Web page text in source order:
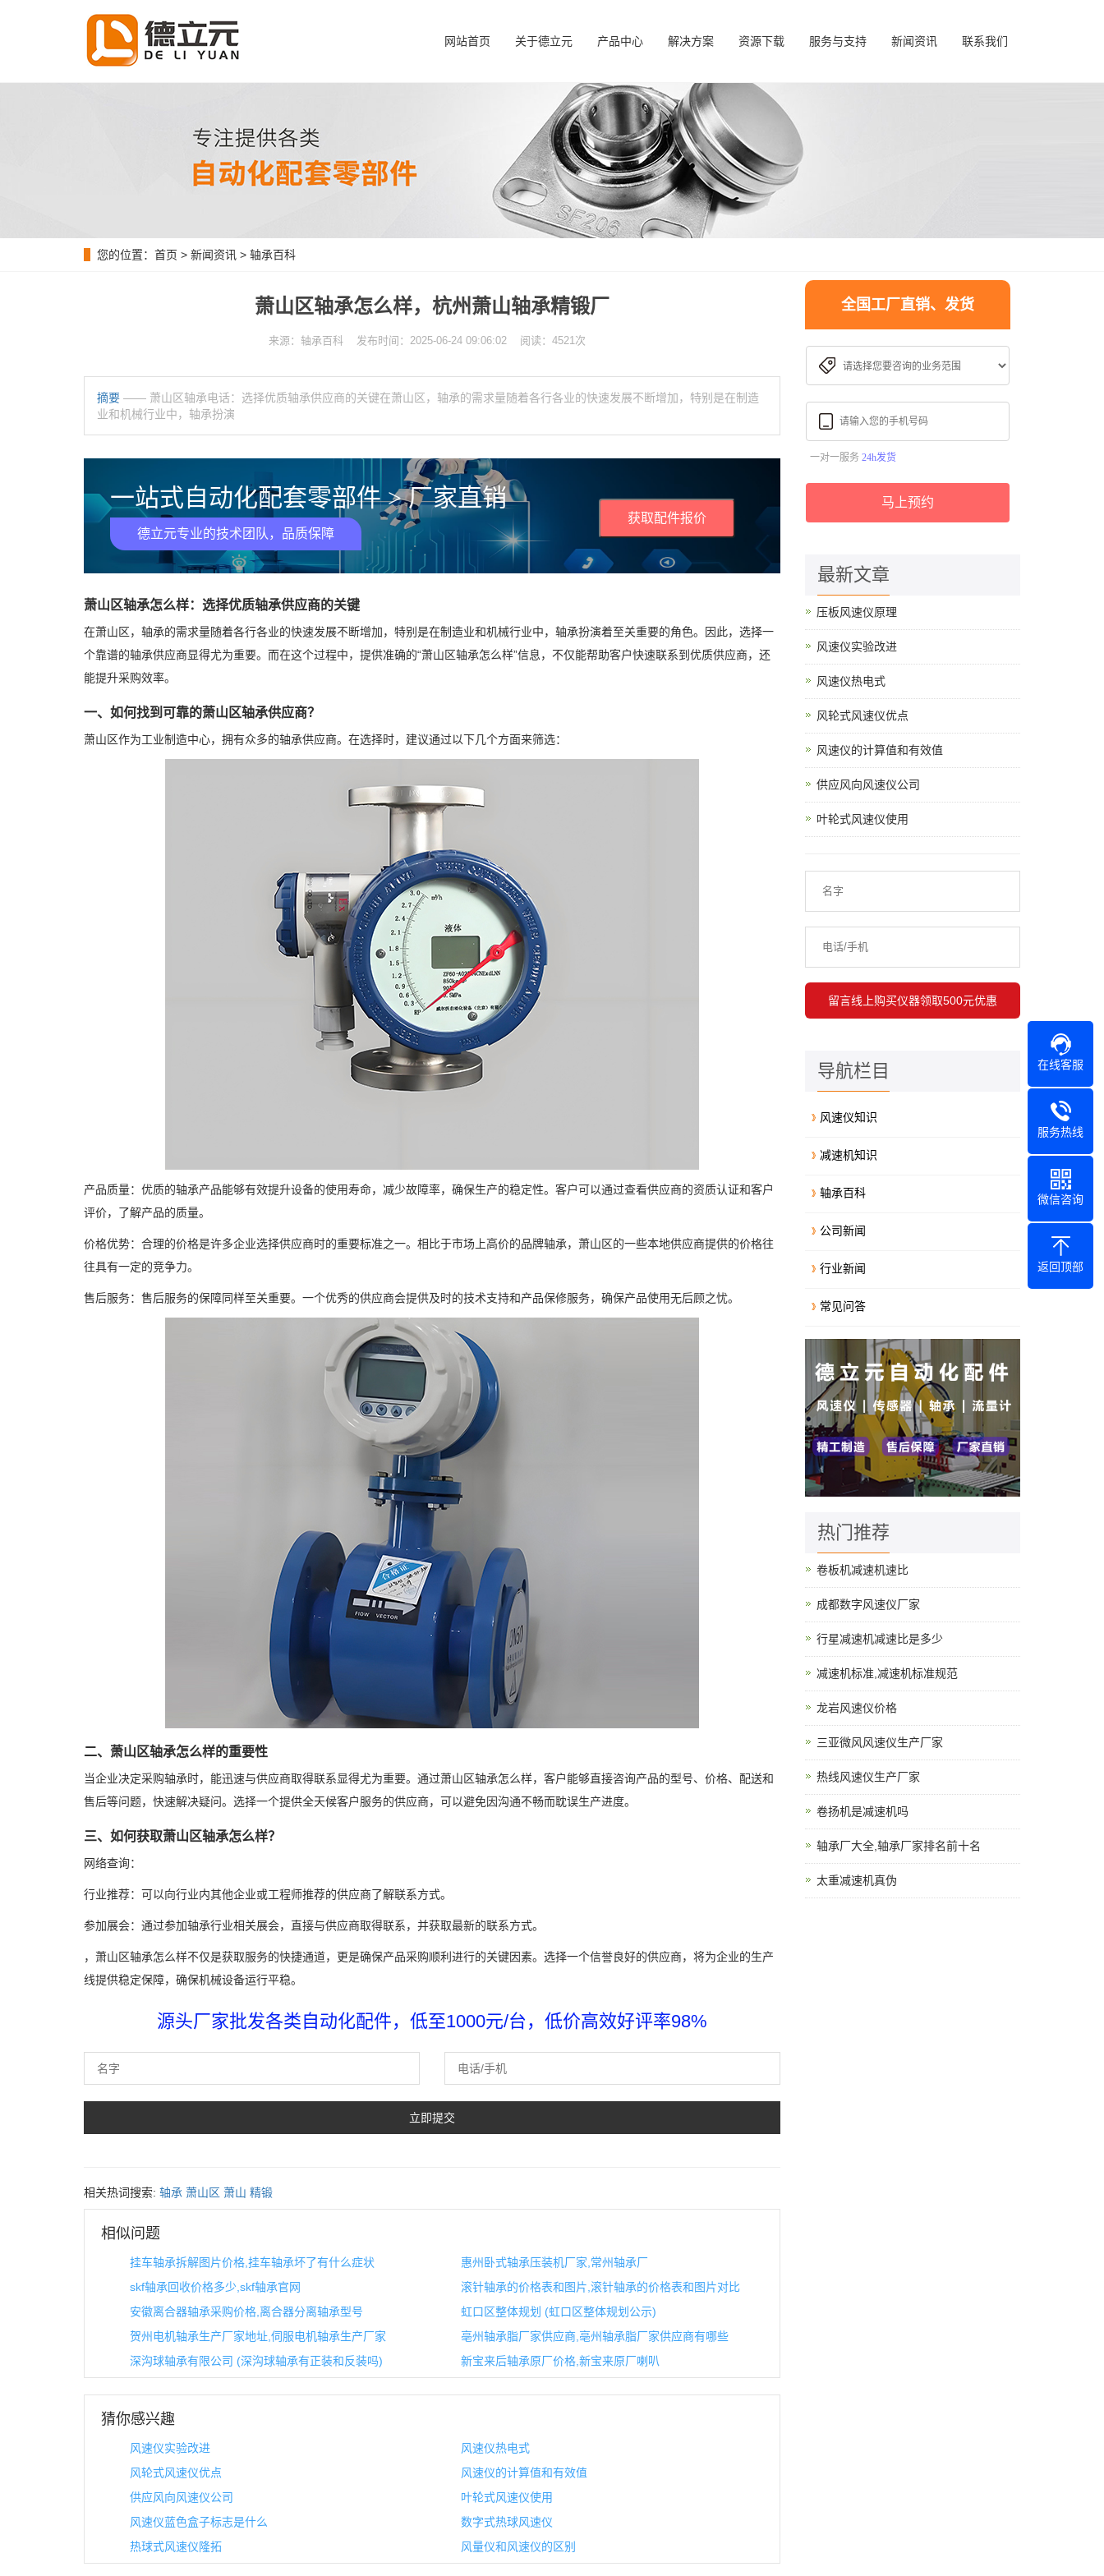
网站首页 关于德立元 产品中心 解决方案 资源下载 服务与支持 新闻资讯 联系我们
您的位置： 首页 > 新闻资讯 > 轴承百科
萧山区轴承怎么样，杭州萧山轴承精锻厂
来源：轴承百科 发布时间：2025-06-24 09:06:02 阅读：4521次
摘要 —— 萧山区轴承电话：选择优质轴承供应商的关键在萧山区，轴承的需求量随着各行各业的快速发展不断增加，特别是在制造
业和机械行业中，轴承扮演
一站式自动化配套零部件 > 厂家直销
德立元专业的技术团队，品质保障
获取配件报价
萧山区轴承怎么样：选择优质轴承供应商的关键
在萧山区，轴承的需求量随着各行各业的快速发展不断增加，特别是在制造业和机械行业中，轴承扮演着至关重要的角色。因此，选择一
个靠谱的轴承供应商显得尤为重要。而在这个过程中，提供准确的“萧山区轴承怎么样”信息，不仅能帮助客户快速联系到优质供应商，还
能提升采购效率。
一、如何找到可靠的萧山区轴承供应商？
萧山区作为工业制造中心，拥有众多的轴承供应商。在选择时，建议通过以下几个方面来筛选：
产品质量：优质的轴承产品能够有效提升设备的使用寿命，减少故障率，确保生产的稳定性。客户可以通过查看供应商的资质认证和客户
评价，了解产品的质量。
价格优势：合理的价格是许多企业选择供应商时的重要标准之一。相比于市场上高价的品牌轴承，萧山区的一些本地供应商提供的价格往
往具有一定的竞争力。
售后服务：售后服务的保障同样至关重要。一个优秀的供应商会提供及时的技术支持和产品保修服务，确保产品使用无后顾之忧。
二、萧山区轴承怎么样的重要性
当企业决定采购轴承时，能迅速与供应商取得联系显得尤为重要。通过萧山区轴承怎么样，客户能够直接咨询产品的型号、价格、配送和
售后等问题，快速解决疑问。选择一个提供全天候客户服务的供应商，可以避免因沟通不畅而耽误生产进度。
三、如何获取萧山区轴承怎么样？
网络查询：
行业推荐：可以向行业内其他企业或工程师推荐的供应商了解联系方式。
参加展会：通过参加轴承行业相关展会，直接与供应商取得联系，并获取最新的联系方式。
，萧山区轴承怎么样不仅是获取服务的快捷通道，更是确保产品采购顺利进行的关键因素。选择一个信誉良好的供应商，将为企业的生产
线提供稳定保障，确保机械设备运行平稳。
源头厂家批发各类自动化配件，低至1000元/台，低价高效好评率98%
相关热词搜索: 轴承 萧山区 萧山 精锻
相似问题
挂车轴承拆解图片价格,挂车轴承坏了有什么症状
惠州卧式轴承压装机厂家,常州轴承厂
skf轴承回收价格多少,skf轴承官网
滚针轴承的价格表和图片,滚针轴承的价格表和图片对比
安徽离合器轴承采购价格,离合器分离轴承型号
虹口区整体规划 (虹口区整体规划公示)
贺州电机轴承生产厂家地址,伺服电机轴承生产厂家
亳州轴承脂厂家供应商,亳州轴承脂厂家供应商有哪些
深沟球轴承有限公司 (深沟球轴承有正装和反装吗)
新宝来后轴承原厂价格,新宝来原厂喇叭
猜你感兴趣
风速仪实验改进
风速仪热电式
风轮式风速仪优点
风速仪的计算值和有效值
供应风向风速仪公司
叶轮式风速仪使用
风速仪蓝色盒子标志是什么
数字式热球风速仪
热球式风速仪隆拓
风量仪和风速仪的区别
全国工厂直销、发货
一对一服务 24h发货
马上预约
最新文章
压板风速仪原理
风速仪实验改进
风速仪热电式
风轮式风速仪优点
风速仪的计算值和有效值
供应风向风速仪公司
叶轮式风速仪使用
导航栏目
风速仪知识
减速机知识
轴承百科
公司新闻
行业新闻
常见问答
热门推荐
卷板机减速机速比
成都数字风速仪厂家
行星减速机减速比是多少
减速机标准,减速机标准规范
龙岩风速仪价格
三亚微风风速仪生产厂家
热线风速仪生产厂家
卷扬机是减速机吗
轴承厂大全,轴承厂家排名前十名
太重减速机真伪
在线客服
服务热线
微信咨询
返回顶部